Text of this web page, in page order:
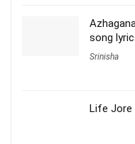
song
Srinisha
Life